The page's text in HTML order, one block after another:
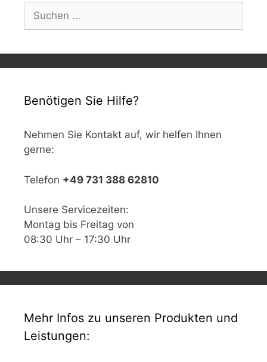
Suchen
nach:
Benötigen Sie Hilfe?
Nehmen Sie Kontakt auf, wir helfen Ihnen
gerne:
Telefon +49 731 388 62810
Unsere Servicezeiten:
Montag bis Freitag von
08:30 Uhr – 17:30 Uhr
Mehr Infos zu unseren Produkten und
Leistungen: